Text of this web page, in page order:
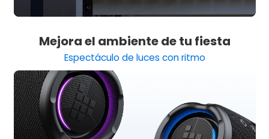
Mejora el ambiente de tu fiesta
Espectáculo de luces con ritmo